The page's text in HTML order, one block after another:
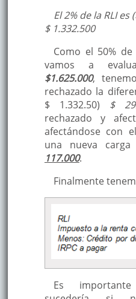
El 2% de la RLI es
$ 1.332.500
Como el 50%
vamos a
$1.625.000,
rechazado la
$ 1.332.50) $
rechazado y
afectándose con
una nueva
117.000.
Finalmente
Es